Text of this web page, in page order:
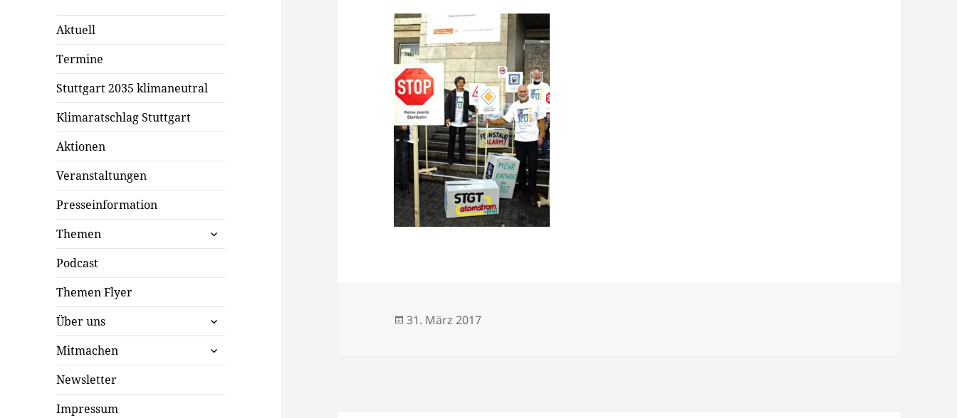
Aktuell
Termine
Stuttgart 2035 klimaneutral
Klimaratschlag Stuttgart
Aktionen
Veranstaltungen
Presseinformation
Themen
untermenü
öffnen
Podcast
Themen Flyer
Über uns
untermenü
öffnen
Mitmachen
untermenü
öffnen
Newsletter
Impressum
Veröffentlicht
31. März 2017